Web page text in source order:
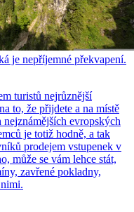
je nepříjemné překvapení.
turistů nejrůznější
to, že přijdete a na místě
evropských
je totiž hodně, a tak
prodejem vstupenek v
může se vám lehce stát,
zavřené pokladny,